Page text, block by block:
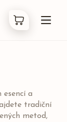
Bachovky
esencí a
tradiční
metod,